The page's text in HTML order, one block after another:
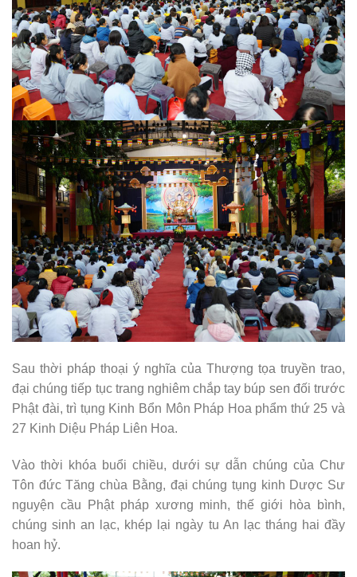
Sau thời pháp thoại ý nghĩa của Thượng tọa truyền trao,
đại chúng tiếp tục trang nghiêm chắp tay búp sen đối trước
Phật đài, trì tụng Kinh Bổn Môn Pháp Hoa phẩm thứ 25 và
27 Kinh Diệu Pháp Liên Hoa.
Vào thời khóa buổi chiều, dưới sự dẫn chúng của Chư
Tôn đức Tăng chùa Bằng, đại chúng tụng kinh Dược Sư
nguyện cầu Phật pháp xương minh, thế giới hòa bình,
chúng sinh an lạc, khép lại ngày tu An lạc tháng hai đầy
hoan hỷ.